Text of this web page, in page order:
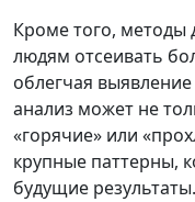
Кроме того,
людям отсеивать
облегчая
анализ может не
«горячие» или
крупные паттерны,
будущие результаты.